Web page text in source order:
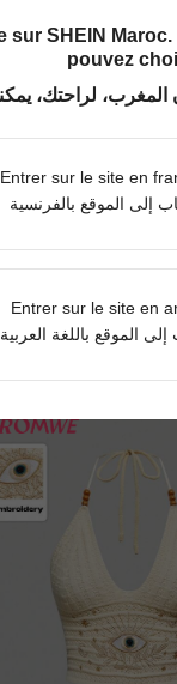
ROMWE Grunge Punk Ensemble 2 pièces Top court à capuche en velours et
sur SHEIN
pouvez
لراحتك،
Entrer sur le site en
إلى الموقع بالفرنسية
Entrer sur le site en
إلى الموقع باللغة العربية